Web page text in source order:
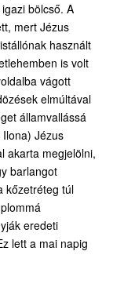
bölcső. A
mert Jézus
használt
is volt
vágott
elmúltával
államvallássá
Jézus
akarta megjelölni,
barlangot
kőzetréteg túl
eredeti
lett a mai napig